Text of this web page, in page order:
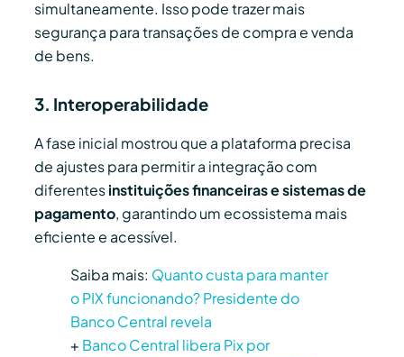
simultaneamente. Isso pode trazer mais
segurança para transações de compra e venda
de bens.
3. Interoperabilidade
A fase inicial mostrou que a plataforma precisa
de ajustes para permitir a integração com
diferentesinstituições financeiras e sistemas de
pagamento, garantindo um ecossistema mais
eficiente e acessível.
Saiba mais: Quanto custa para manter
o PIX funcionando? Presidente do
Banco Central revela
+ Banco Central libera Pix por